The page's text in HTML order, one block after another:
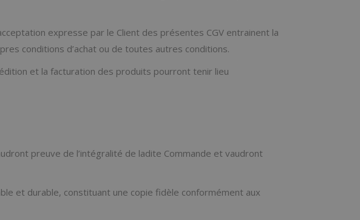
expresse par le Client des présentes CGV entrainent la
conditions d’achat ou de toutes autres conditions.
et la facturation des produits pourront tenir lieu
preuve de l’intégralité de ladite Commande et vaudront
et durable, constituant une copie fidèle conformément aux